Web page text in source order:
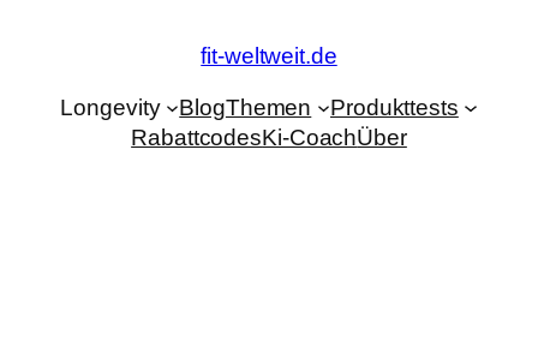
fit-weltweit.de
Longevity BlogThemen
Produkttests
RabattcodesKi-CoachÜber